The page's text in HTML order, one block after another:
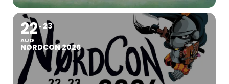
22
AUG
23
NØRDCON 2026